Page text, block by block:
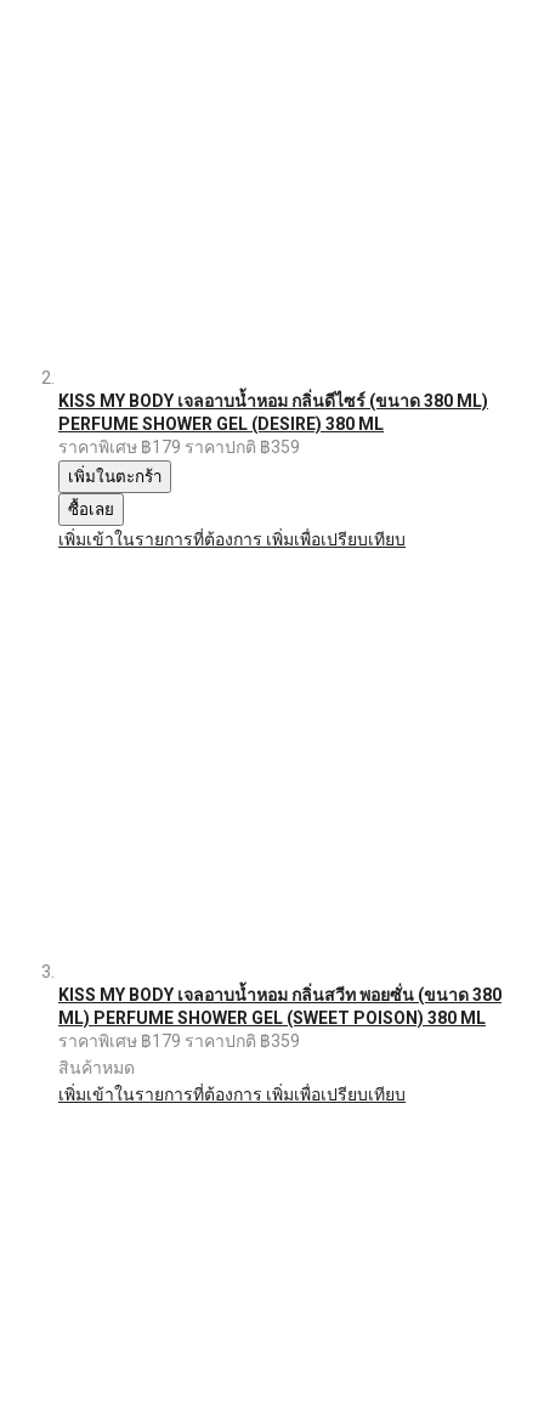
KISS MY BODY เจลอาบน้ำหอม กลิ่นดีไซร์ (ขนาด 380 ML)
PERFUME SHOWER GEL (DESIRE) 380 ML
ราคาพิเศษ ฿179 ราคาปกติ ฿359
เพิ่มในตะกร้า
ซื้อเลย
เพิ่มเข้าในรายการที่ต้องการ เพิ่มเพื่อเปรียบเทียบ
KISS MY BODY เจลอาบน้ำหอม กลิ่นสวีท พอยซั่น (ขนาด 380
ML) PERFUME SHOWER GEL (SWEET POISON) 380 ML
ราคาพิเศษ ฿179 ราคาปกติ ฿359
สินค้าหมด
เพิ่มเข้าในรายการที่ต้องการ เพิ่มเพื่อเปรียบเทียบ